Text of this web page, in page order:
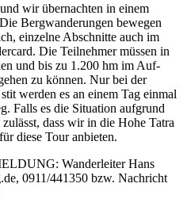
wir übernachten in einem
Bergwanderungen bewegen
einzelne Abschnitte auch im
Die Teilnehmer müssen in
und bis zu 1.200 hm im Auf-
zu können. Nur bei der
werden es an einem Tag einmal
Falls es die Situation aufgrund
dass wir in die Hohe Tatra
diese Tour anbieten.
Wanderleiter Hans
, 0911/441350 bzw. Nachricht